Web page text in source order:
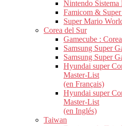
Nintendo Sistema
Famicom &
Super Mario
Corea del Sur
Gamecube :
Samsung Super
Samsung Super
Hyundai super
Master-List
(en Français)
Hyundai super
Master-List
(en Inglés)
Taiwan